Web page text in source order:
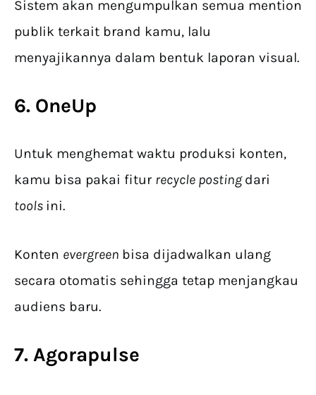
Sistem akan mengumpulkan semua mention
publik terkait brand kamu, lalu
menyajikannya dalam bentuk laporan visual.
6. OneUp
Untuk menghemat waktu produksi konten,
kamu bisa pakai fitur recycle postingdari
tools ini.
Konten evergreen bisa dijadwalkan ulang
secara otomatis sehingga tetap menjangkau
audiens baru.
7. Agorapulse